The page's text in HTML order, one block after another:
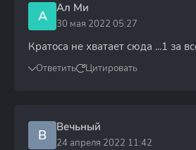
А Ал Ми
30 мая 2022 05:27
Кратоса не хватает сюда ...1 за
Ответить Цитировать
В Вечьный
24 апреля 2022 11:42